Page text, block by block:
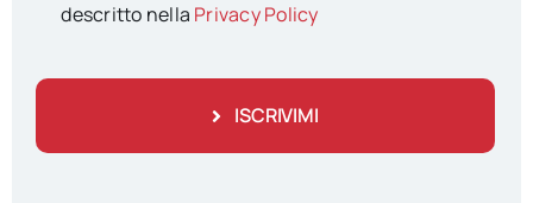
descritto nella Privacy Policy
ISCRIVIMI